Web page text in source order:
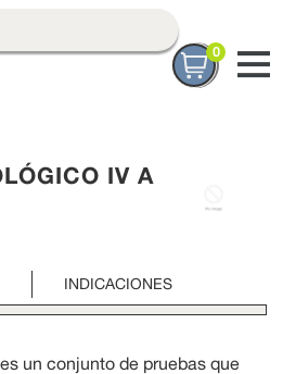
0
IV A
INDICACIONES
un conjunto de pruebas que